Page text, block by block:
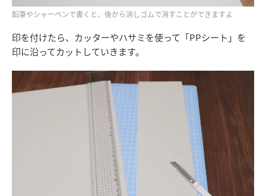
鉛筆やシャーペンで書くと、後から消しゴムで消すことができますよ
印を付けたら、カッターやハサミを使って「PPシート」を
印に沿ってカットしていきます。